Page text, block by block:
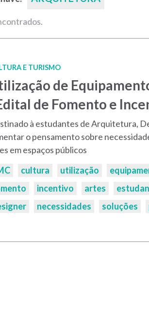
E TURISMO
de
de Fomento e
à estudantes de Arquitetura,
o pensamento sobre
em espaços públicos
cultura utilização
incentivo artes
necessidades soluções